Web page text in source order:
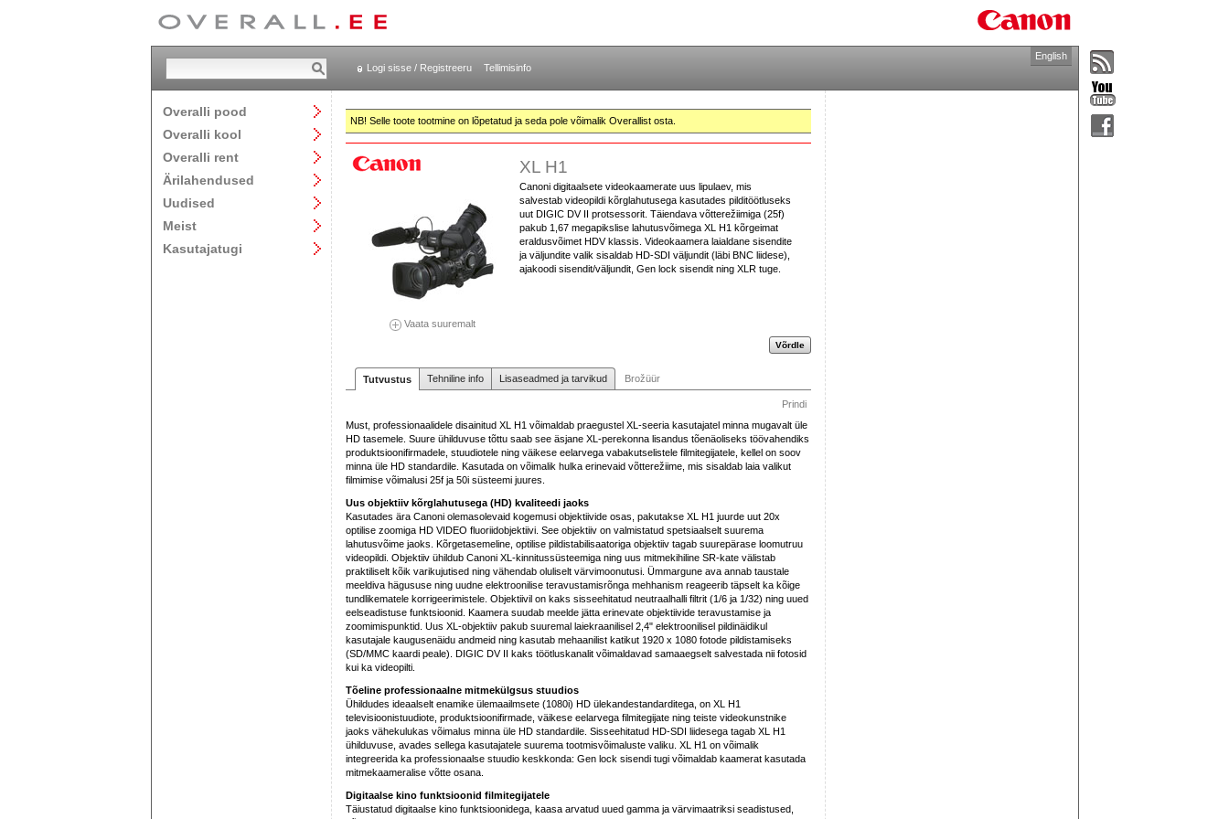
Logi sisse / Registreeru Tellimisinfo
English
Overalli pood
Overalli kool
Overalli rent
Ärilahendused
Uudised
Meist
Kasutajatugi
NB! Selle toote tootmine on lõpetatud ja seda pole võimalik Overallist osta.
Vaata suuremalt
XL H1
Canoni digitaalsete videokaamerate uus lipulaev, mis
salvestab videopildi kõrglahutusega kasutades pilditöötluseks
uut DIGIC DV II protsessorit. Täiendava võtterežiimiga (25f)
pakub 1,67 megapikslise lahutusvõimega XL H1 kõrgeimat
eraldusvõimet HDV klassis. Videokaamera laialdane sisendite
ja väljundite valik sisaldab HD-SDI väljundit (läbi BNC liidese),
ajakoodi sisendit/väljundit, Gen lock sisendit ning XLR tuge.
Võrdle
Tutvustus Tehniline info Lisaseadmed ja tarvikud Brožüür
Prindi
Must, professionaalidele disainitud XL H1 võimaldab praegustel XL-seeria kasutajatel minna mugavalt üle
HD tasemele. Suure ühilduvuse tõttu saab see äsjane XL-perekonna lisandus tõenäoliseks töövahendiks
produktsioonifirmadele, stuudiotele ning väikese eelarvega vabakutselistele filmitegijatele, kellel on soov
minna üle HD standardile. Kasutada on võimalik hulka erinevaid võtterežiime, mis sisaldab laia valikut
filmimise võimalusi 25f ja 50i süsteemi juures.
Uus objektiiv kõrglahutusega (HD) kvaliteedi jaoks
Kasutades ära Canoni olemasolevaid kogemusi objektiivide osas, pakutakse XL H1 juurde uut 20x
optilise zoomiga HD VIDEO fluoriidobjektiivi. See objektiiv on valmistatud spetsiaalselt suurema
lahutusvõime jaoks. Kõrgetasemeline, optilise pildistabilisaatoriga objektiiv tagab suurepärase loomutruu
videopildi. Objektiiv ühildub Canoni XL-kinnitussüsteemiga ning uus mitmekihiline SR-kate välistab
praktiliselt kõik varikujutised ning vähendab oluliselt värvimoonutusi. Ümmargune ava annab taustale
meeldiva hägususe ning uudne elektroonilise teravustamisrõnga mehhanism reageerib täpselt ka kõige
tundlikematele korrigeerimistele. Objektiivil on kaks sisseehitatud neutraalhalli filtrit (1/6 ja 1/32) ning uued
eelseadistuse funktsioonid. Kaamera suudab meelde jätta erinevate objektiivide teravustamise ja
zoomimispunktid. Uus XL-objektiiv pakub suuremal laiekraanilisel 2,4" elektroonilisel pildinäidikul
kasutajale kaugusenäidu andmeid ning kasutab mehaanilist katikut 1920 x 1080 fotode pildistamiseks
(SD/MMC kaardi peale). DIGIC DV II kaks töötluskanalit võimaldavad samaaegselt salvestada nii fotosid
kui ka videopilti.
Tõeline professionaalne mitmekülgsus stuudios
Ühildudes ideaalselt enamike ülemaailmsete (1080i) HD ülekandestandarditega, on XL H1
televisioonistuudiote, produktsioonifirmade, väikese eelarvega filmitegijate ning teiste videokunstnike
jaoks vähekulukas võimalus minna üle HD standardile. Sisseehitatud HD-SDI liidesega tagab XL H1
ühilduvuse, avades sellega kasutajatele suurema tootmisvõimaluste valiku. XL H1 on võimalik
integreerida ka professionaalse stuudio keskkonda: Gen lock sisendi tugi võimaldab kaamerat kasutada
mitmekaameralise võtte osana.
Digitaalse kino funktsioonid filmitegijatele
Täiustatud digitaalse kino funktsioonidega, kaasa arvatud uued gamma ja värvimaatriksi seadistused,